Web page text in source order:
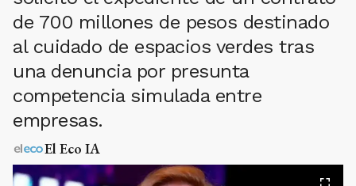
de 700 millones de pesos destinado
al cuidado de espacios verdes tras
una denuncia por presunta
competencia simulada entre
empresas.
El Eco IA